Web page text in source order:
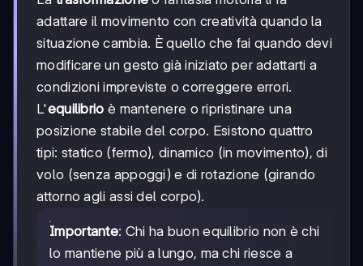
adattare il movimento con creatività quando la
situazione cambia. È quello che fai quando devi
modificare un gesto già iniziato per adattarti a
condizioni impreviste o correggere errori.
L'equilibrio è mantenere o ripristinare una
posizione stabile del corpo. Esistono quattro
tipi: statico (fermo), dinamico (in movimento), di
volo (senza appoggi) e di rotazione (girando
attorno agli assi del corpo).
Importante: Chi ha buon equilibrio non è chi
lo mantiene più a lungo, ma chi riesce a